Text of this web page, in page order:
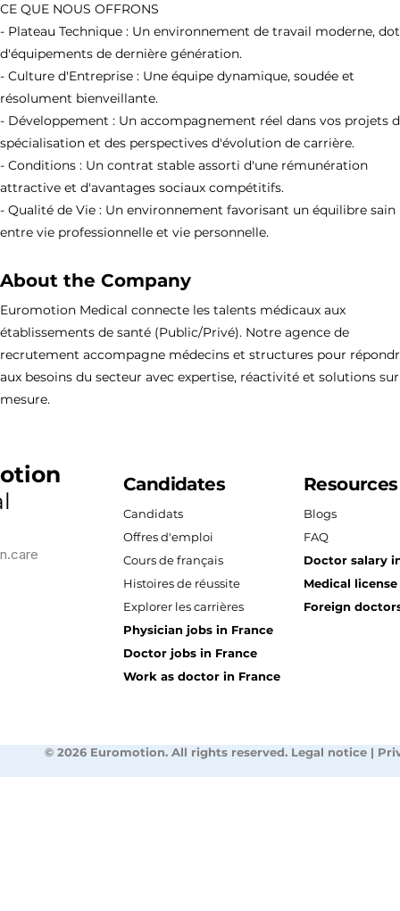
CE QUE NOUS OFFRONS
- Plateau Technique : Un environnement de travail moderne,
d'équipements de dernière génération.
- Culture d'Entreprise : Une équipe dynamique, soudée et
résolument bienveillante.
- Développement : Un accompagnement réel dans vos projets
spécialisation et des perspectives d'évolution de carrière.
- Conditions : Un contrat stable assorti d'une rémunération
attractive et d'avantages sociaux compétitifs.
- Qualité de Vie : Un environnement favorisant un équilibre sain
entre vie professionnelle et vie personnelle.
About the Company
Euromotion Medical connecte les talents médicaux aux
établissements de santé (Public/Privé). Notre agence de
recrutement accompagne médecins et structures pour
aux besoins du secteur avec expertise, réactivité et solutions sur
mesure.
Candidates
Candidats
Offres d'emploi
Cours de français
Histoires de réussite
Explorer les carrières
Physician jobs in France
Doctor jobs in France
Work as doctor in France
Resources
Blogs
FAQ
Doctor salary
Medical
Foreign
© 2026 Euromotion. All rights reserved. Legal notice |